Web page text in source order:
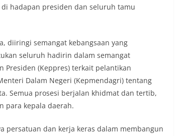
hadapan presiden dan seluruh tamu
diiringi semangat kebangsaan yang
seluruh hadirin dalam semangat
Presiden (Keppres) terkait pelantikan
Dalam Negeri (Kepmendagri) tentang
Semua prosesi berjalan khidmat dan tertib,
para kepala daerah.
persatuan dan kerja keras dalam membangun